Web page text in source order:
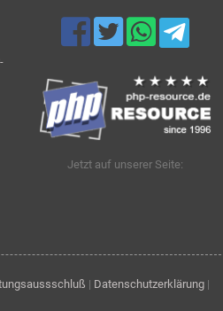
Jetzt auf unserer Seite:
| Datenschutzerklärung |